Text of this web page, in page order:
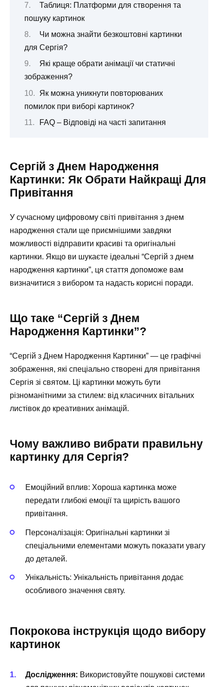
Таблиця: Платформи для створення та
пошуку картинок
Чи можна знайти безкоштовні картинки
для Сергія?
Які краще обрати анімації чи статичні
зображення?
Як можна уникнути повторюваних
помилок при виборі картинок?
FAQ – Відповіді на часті запитання
Сергій з Днем Народження
Картинки: Як Обрати Найкращі Для
Привітання
У сучасному цифровому світі привітання з днем
народження стали ще приємнішими завдяки
можливості відправити красиві та оригінальні
картинки. Якщо ви шукаєте ідеальні “Сергій з днем
народження картинки”, ця стаття допоможе вам
визначитися з вибором та надасть корисні поради.
Що таке “Сергій з Днем
Народження Картинки”?
“Сергій з Днем Народження Картинки” — це графічні
зображення, які спеціально створені для привітання
Сергія зі святом. Ці картинки можуть бути
різноманітними за стилем: від класичних вітальних
листівок до креативних анімацій.
Чому важливо вибрати правильну
картинку для Сергія?
Емоційний вплив: Хороша картинка може
передати глибокі емоції та щирість вашого
привітання.
Персоналізація: Оригінальні картинки зі
спеціальними елементами можуть показати увагу
до деталей.
Унікальність: Унікальність привітання додає
особливого значення святу.
Покрокова інструкція щодо вибору
картинок
Дослідження: Використовуйте пошукові системи